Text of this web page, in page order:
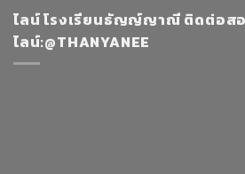
ไลน์ โรงเรียนธัญญ์ญาณี ติดต่อส
ไลน์:@THANYANEE